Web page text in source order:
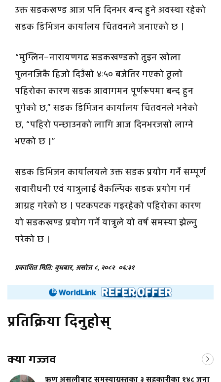
उक्त सडकखण्ड आज पनि दिनभर बन्द हुने अवस्था रहेको
सडक डिभिजन कार्यालय चितवनले जनाएको छ ।
“मुग्लिन–नारायणगढ सडकखण्डको तुइन खोला
पुलनजिकै हिजो दिउँसो ४ः५० बजेतिर गएको ठूलो
पहिरोका कारण सडक आवागमन पूर्णरूपमा बन्द हुन
पुगेको छ,” सडक डिभिजन कार्यालय चितवनले भनेको
छ, “पहिरो पन्छाउनको लागि आज दिनभरजसो लाग्ने
भएको छ ।”
सडक डिभिजन कार्यालयले उक्त सडक प्रयोग गर्ने सम्पूर्ण
सवारीधनी एवं यात्रुलाई वैकल्पिक सडक प्रयोग गर्न
आग्रह गरेको छ । पटकपटक गइरहेको पहिरोका कारण
यो सडकखण्ड प्रयोग गर्ने यात्रुले यो वर्ष समस्या झेल्नु
परेको छ ।
प्रकाशित मिति: बुधबार, असोज ८, २०८२ ०६:३१
प्रतिक्रिया दिनुहोस्
क्या गज्जव
ऋण असुलीबाट समस्याग्रस्तका ३ सहकारीका १४८ जना